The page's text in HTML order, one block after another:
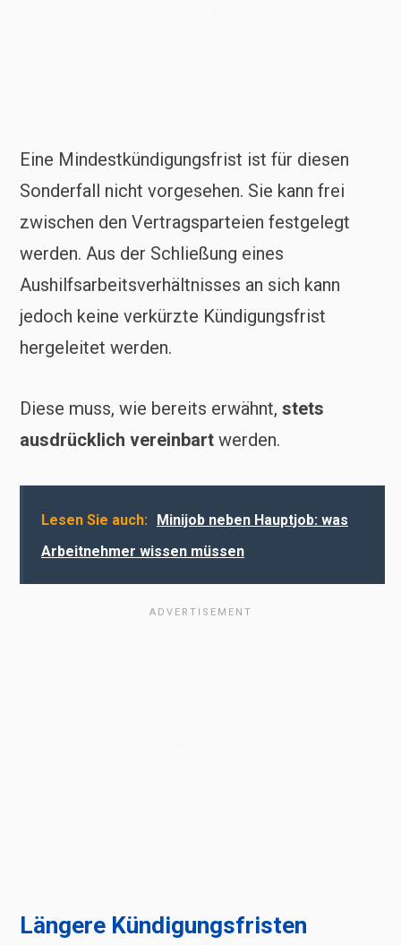
Eine Mindestkündigungsfrist ist für diesen
Sonderfall nicht vorgesehen. Sie kann frei
zwischen den Vertragsparteien festgelegt
werden. Aus der Schließung eines
Aushilfsarbeitsverhältnisses an sich kann
jedoch keine verkürzte Kündigungsfrist
hergeleitet werden.
Diese muss, wie bereits erwähnt, stets
ausdrücklich vereinbart werden.
Lesen Sie auch:
Minijob neben Hauptjob: was
Arbeitnehmer wissen müssen
Längere Kündigungsfristen